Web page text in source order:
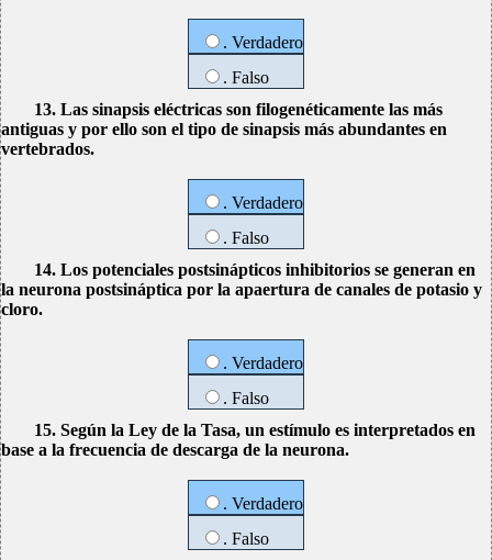
. Verdadero
. Falso
13. Las sinapsis eléctricas son filogenéticamente las más
antiguas y por ello son el tipo de sinapsis más abundantes en
vertebrados.
. Verdadero
. Falso
14. Los potenciales postsinápticos inhibitorios se generan en
la neurona postsináptica por la apaertura de canales de potasio y
cloro.
. Verdadero
. Falso
15. Según la Ley de la Tasa, un estímulo es interpretados en
base a la frecuencia de descarga de la neurona.
. Verdadero
. Falso